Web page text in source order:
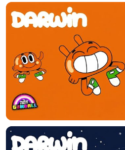
Bizhi